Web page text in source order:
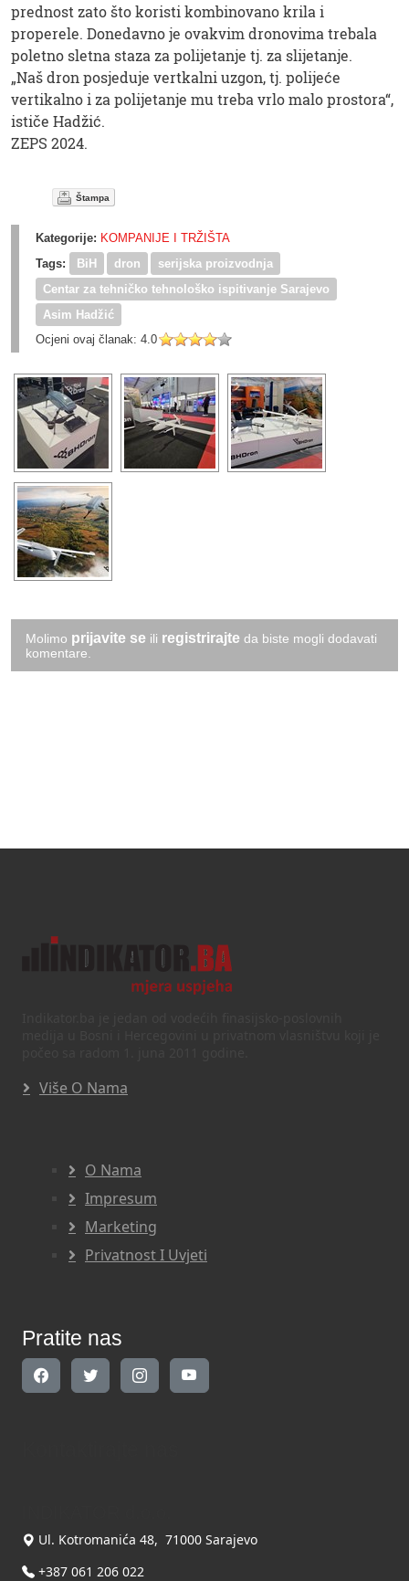
prednost zato što koristi kombinovano krila i
properele. Donedavno je ovakvim dronovima trebala
poletno sletna staza za polijetanje tj. za slijetanje.
„Naš dron posjeduje vertkalni uzgon, tj. polijeće
vertikalno i za polijetanje mu treba vrlo malo prostora“,
ističe Hadžić.
ZEPS 2024.
Štampa
Kategorije: KOMPANIJE I TRŽIŠTA
Tags:
BiH dron
serijska proizvodnja
Centar za tehničko tehnološko ispitivanje Sarajevo
Asim Hadžić
Ocjeni ovaj članak: 4.0
Molimo prijavite se ili registrirajte da biste mogli dodavati
komentare.
Više O Nama
O Nama
Impresum
Marketing
Privatnost I Uvjeti
Pratite nas
Ul. Kotromanića 48, 71000 Sarajevo
+387 061 206 022